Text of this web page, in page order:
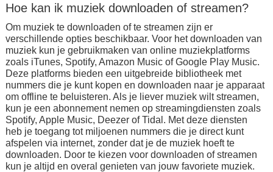
Hoe kan ik muziek downloaden of streamen?
Om muziek te downloaden of te streamen zijn er
verschillende opties beschikbaar. Voor het downloaden van
muziek kun je gebruikmaken van online muziekplatforms
zoals iTunes, Spotify, Amazon Music of Google Play Music.
Deze platforms bieden een uitgebreide bibliotheek met
nummers die je kunt kopen en downloaden naar je apparaat
om offline te beluisteren. Als je liever muziek wilt streamen,
kun je een abonnement nemen op streamingdiensten zoals
Spotify, Apple Music, Deezer of Tidal. Met deze diensten
heb je toegang tot miljoenen nummers die je direct kunt
afspelen via internet, zonder dat je de muziek hoeft te
downloaden. Door te kiezen voor downloaden of streamen
kun je altijd en overal genieten van jouw favoriete muziek.